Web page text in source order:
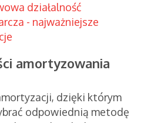
działalność
- najważniejsze
amortyzowania
dzięki którym
odpowiednią metodę